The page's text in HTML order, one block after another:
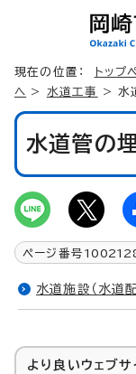
現在の位置： トップ
へ > 水道工事 > 水
水道管の
ページ番号
水道施設（水道
より良いウェブサ